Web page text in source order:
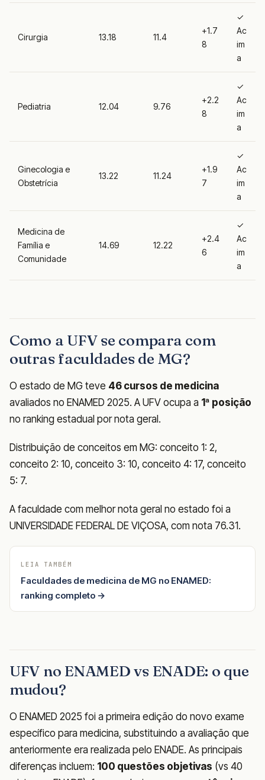
Cirurgia 13.18 11.4
+1.7
8
✓
Ac
im
a
Pediatria 12.04 9.76
+2.2
8
✓
Ac
im
a
Ginecologia e
Obstetrícia
13.22 11.24
+1.9
7
✓
Ac
im
a
Medicina de
Família e
Comunidade
14.69 12.22
+2.4
6
✓
Ac
im
a
Como a UFV se compara com
outras faculdades de MG?
O estado de MG teve 46 cursos de medicina
avaliados no ENAMED 2025. A UFV ocupa a 1ª posição
no ranking estadual por nota geral.
Distribuição de conceitos em MG: conceito 1: 2,
conceito 2: 10, conceito 3: 10, conceito 4: 17, conceito
5: 7.
A faculdade com melhor nota geral no estado foi a
UNIVERSIDADE FEDERAL DE VIÇOSA, com nota 76.31.
LEIA TAMBÉM
Faculdades de medicina de MG no ENAMED:
ranking completo →
UFV no ENAMED vs ENADE: o que
mudou?
O ENAMED 2025 foi a primeira edição do novo exame
específico para medicina, substituindo a avaliação que
anteriormente era realizada pelo ENADE. As principais
diferenças incluem: 100 questões objetivas (vs 40